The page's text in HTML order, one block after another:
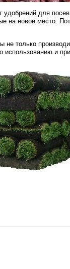
для
на новое место.
не только
использованию и